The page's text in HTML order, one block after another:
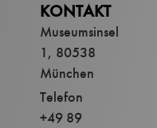
KONTAKT
Museumsinsel
1, 80538
München
Telefon
+49 89